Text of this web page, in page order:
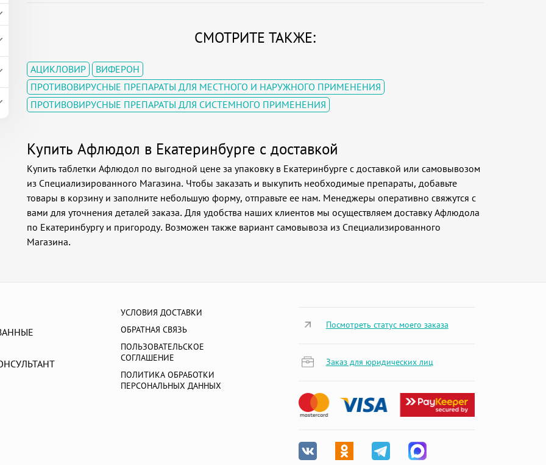
Купить Афлюдол в Екатеринбурге с доставкой
Купить таблетки Афлюдол по выгодной цене за упаковку в Екатеринбурге с доставкой или самовывозом
из Специализированного Магазина. Чтобы заказать и выкупить необходимые препараты, добавьте
товары в корзину и заполните небольшую форму, отправьте ее нам. Менеджеры оперативно свяжутся с
вами для уточнения деталей заказа. Для удобства наших клиентов мы осуществляем доставку Афлюдола
по Екатеринбургу и пригороду. Возможен также вариант самовывоза из Специализированного
Магазина.
СМОТРИТЕ ТАКЖЕ:
АЦИКЛОВИР
ВИФЕРОН
ПРОТИВОВИРУСНЫЕ ПРЕПАРАТЫ ДЛЯ МЕСТНОГО И НАРУЖНОГО ПРИМЕНЕНИЯ
ПРОТИВОВИРУСНЫЕ ПРЕПАРАТЫ ДЛЯ СИСТЕМНОГО ПРИМЕНЕНИЯ
УСЛОВИЯ ДОСТАВКИ
ОБРАТНАЯ СВЯЗЬ
ПОЛЬЗОВАТЕЛЬСКОЕ
СОГЛАШЕНИЕ
ПОЛИТИКА ОБРАБОТКИ
ПЕРСОНАЛЬНЫХ ДАННЫХ
Посмотреть статус моего заказа
Заказ для юридических лиц